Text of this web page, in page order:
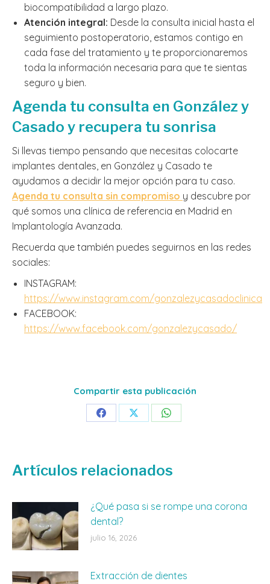
biocompatibilidad a largo plazo.
Atención integral: Desde la consulta inicial hasta el
seguimiento postoperatorio, estamos contigo en
cada fase del tratamiento y te proporcionaremos
toda la información necesaria para que te sientas
seguro y bien.
Agenda tu consulta en González y
Casado y recupera tu sonrisa
Si llevas tiempo pensando que necesitas colocarte
implantes dentales, en González y Casado te
ayudamos a decidir la mejor opción para tu caso.
Agenda tu consulta sin compromiso y descubre por
qué somos una clínica de referencia en Madrid en
Implantología Avanzada.
Recuerda que también puedes seguirnos en las redes
sociales:
INSTAGRAM:
https://www.instagram.com/gonzalezycasadoclinica
FACEBOOK:
https://www.facebook.com/gonzalezycasado/
Compartir esta publicación
Share Share Share
Artículos relacionados
¿Qué pasa si se rompe una corona
dental?
julio 16, 2026
Extracción de dientes